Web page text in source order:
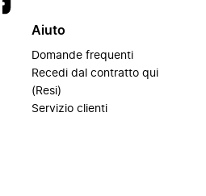
Aiuto
Domande frequenti
Recedi dal contratto qui
(Resi)
Servizio clienti